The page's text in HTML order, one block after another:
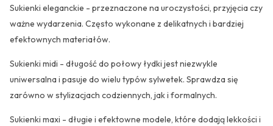
Sukienki eleganckie - przeznaczone na uroczystości, przyjęcia czy
ważne wydarzenia. Często wykonane z delikatnych i bardziej
efektownych materiałów.
Sukienki midi - długość do połowy łydki jest niezwykle
uniwersalna i pasuje do wielu typów sylwetek. Sprawdza się
zarówno w stylizacjach codziennych, jak i formalnych.
Sukienki maxi - długie i efektowne modele, które dodają lekkości i